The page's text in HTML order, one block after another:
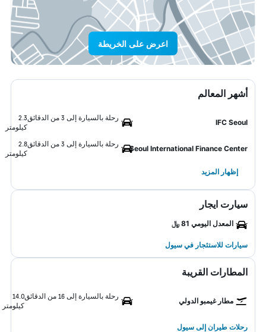
اعرض على الخريطة
أشهر المعالم
IFC Seoul
رحلة بالسيارة إلى 3 من الدقائق
2.3
كيلومتر
Seoul International Finance Center
رحلة بالسيارة إلى 3 من الدقائق
2.8
كيلومتر
إظهار المزيد
سيارت ايجار
المعدل اليومي 81 ﷼
سيارات للاستئجار في سيول
المطارات القريبة
مطار غيمبو الدولي
رحلة بالسيارة إلى 16 من الدقائق
14.0
كيلومتر
رحلات طيران إلى سيول